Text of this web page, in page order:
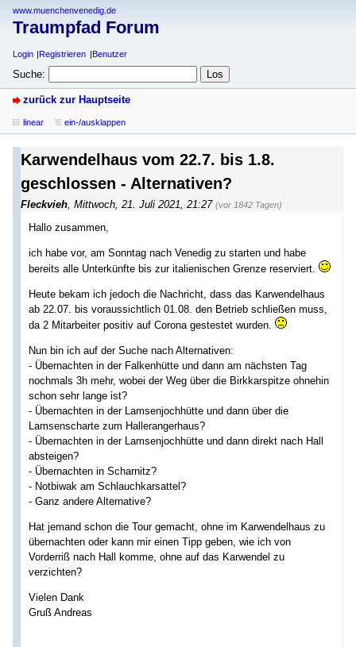
www.muenchenvenedig.de
Traumpfad Forum
Login Registrieren Benutzer
Suche:
zurück zur Hauptseite
linear ein-/ausklappen
Karwendelhaus vom 22.7. bis 1.8.
geschlossen - Alternativen?
Fleckvieh Mittwoch, 21. Juli 2021, 21:27 (vor 1842 Tagen)
Hallo zusammen,
ich habe vor, am Sonntag nach Venedig zu starten und habe
bereits alle Unterkünfte bis zur italienischen Grenze reserviert.
Heute bekam ich jedoch die Nachricht, dass das Karwendelhaus
ab 22.07. bis voraussichtlich 01.08. den Betrieb schließen muss,
da 2 Mitarbeiter positiv auf Corona gestestet wurden.
Nun bin ich auf der Suche nach Alternativen:
- Übernachten in der Falkenhütte und dann am nächsten Tag
nochmals 3h mehr, wobei der Weg über die Birkkarspitze ohnehin
schon sehr lange ist?
- Übernachten in der Lamsenjochhütte und dann über die
Lamsenscharte zum Hallerangerhaus?
- Übernachten in der Lamsenjochhütte und dann direkt nach Hall
absteigen?
- Übernachten in Scharnitz?
- Notbiwak am Schlauchkarsattel?
- Ganz andere Alternative?
Hat jemand schon die Tour gemacht, ohne im Karwendelhaus zu
übernachten oder kann mir einen Tipp geben, wie ich von
Vorderriß nach Hall komme, ohne auf das Karwendel zu
verzichten?
Vielen Dank
Gruß Andreas